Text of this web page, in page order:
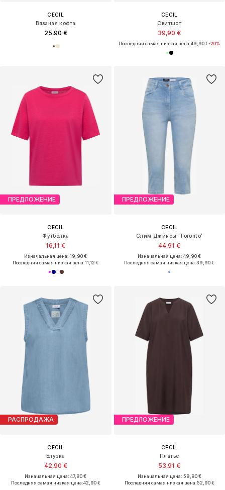
CECIL
Вязаная кофта
25,90 €
CECIL
Свитшот
39,90 €
Последняя самая низкая цена:49,90 €-20%
ПРЕДЛОЖЕНИЕ
CECIL
Футболка
16,11 €
Изначальная цена: 19,90 €
Последняя самая низкая цена:11,12 €
ПРЕДЛОЖЕНИЕ
CECIL
Слим Джинсы 'Toronto'
44,91 €
Изначальная цена: 49,90 €
Последняя самая низкая цена:39,90 €
РАСПРОДАЖА
CECIL
Блузка
42,90 €
Изначальная цена: 47,90 €
Последняя самая низкая цена:42,90 €
ПРЕДЛОЖЕНИЕ
CECIL
Платье
53,91 €
Изначальная цена: 59,90 €
Последняя самая низкая цена:52,90 €